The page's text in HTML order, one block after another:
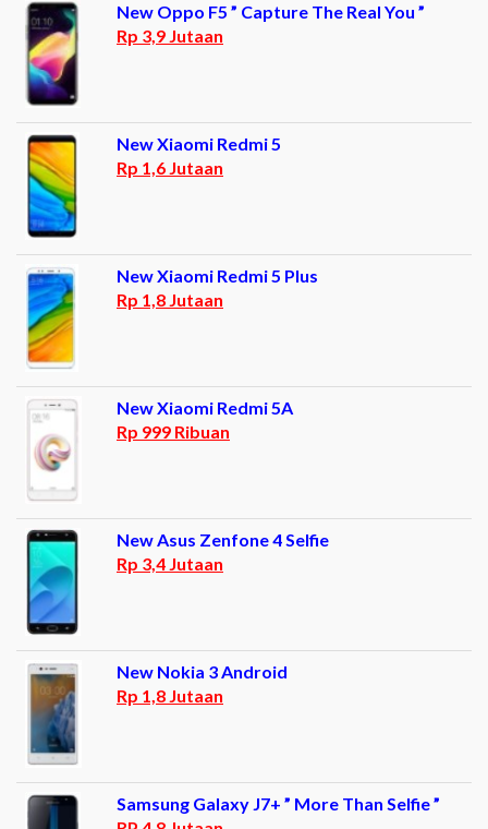
New Oppo F5 ” Capture The Real You ”
Rp 3,9 Jutaan
New Xiaomi Redmi 5
Rp 1,6 Jutaan
New Xiaomi Redmi 5 Plus
Rp 1,8 Jutaan
New Xiaomi Redmi 5A
Rp 999 Ribuan
New Asus Zenfone 4 Selfie
Rp 3,4 Jutaan
New Nokia 3 Android
Rp 1,8 Jutaan
Samsung Galaxy J7+ ” More Than Selfie ”